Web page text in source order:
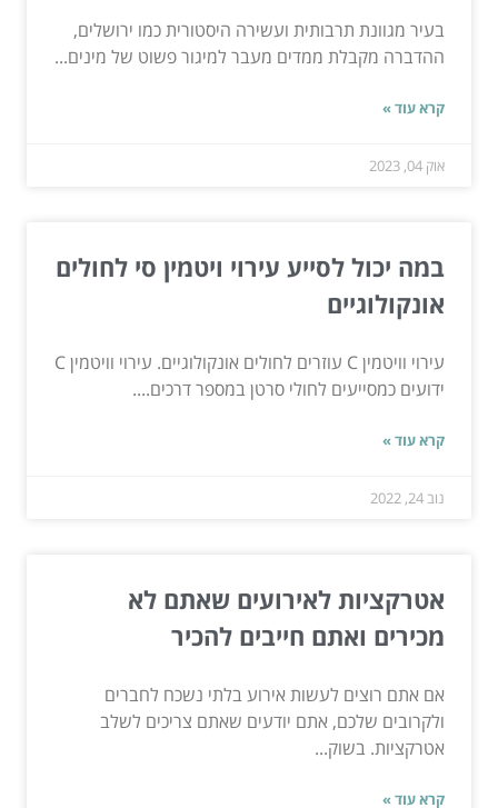
בעיר מגוונת תרבותית ועשירה היסטורית כמו ירושלים,
ההדברה מקבלת ממדים מעבר למיגור פשוט של מינים...
קרא עוד »
אוק 04, 2023
במה יכול לסייע עירוי ויטמין סי לחולים
אונקולוגיים
עירוי וויטמין C עוזרים לחולים אונקולוגיים. עירוי וויטמין C
ידועים כמסייעים לחולי סרטן במספר דרכים....
קרא עוד »
נוב 24, 2022
אטרקציות לאירועים שאתם לא
מכירים ואתם חייבים להכיר
אם אתם רוצים לעשות אירוע בלתי נשכח לחברים
ולקרובים שלכם, אתם יודעים שאתם צריכים לשלב
אטרקציות. בשוק...
קרא עוד »